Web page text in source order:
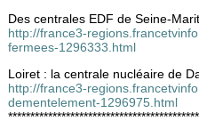
Des centrales EDF de Seine-
http://france3-
fermees-1296333.html
Loiret : la centrale nucléaire de
http://france3-
dementelement-1296975.html